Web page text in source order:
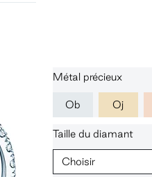
Métal précieux
Ob Oj
Taille du diamant
Choisir